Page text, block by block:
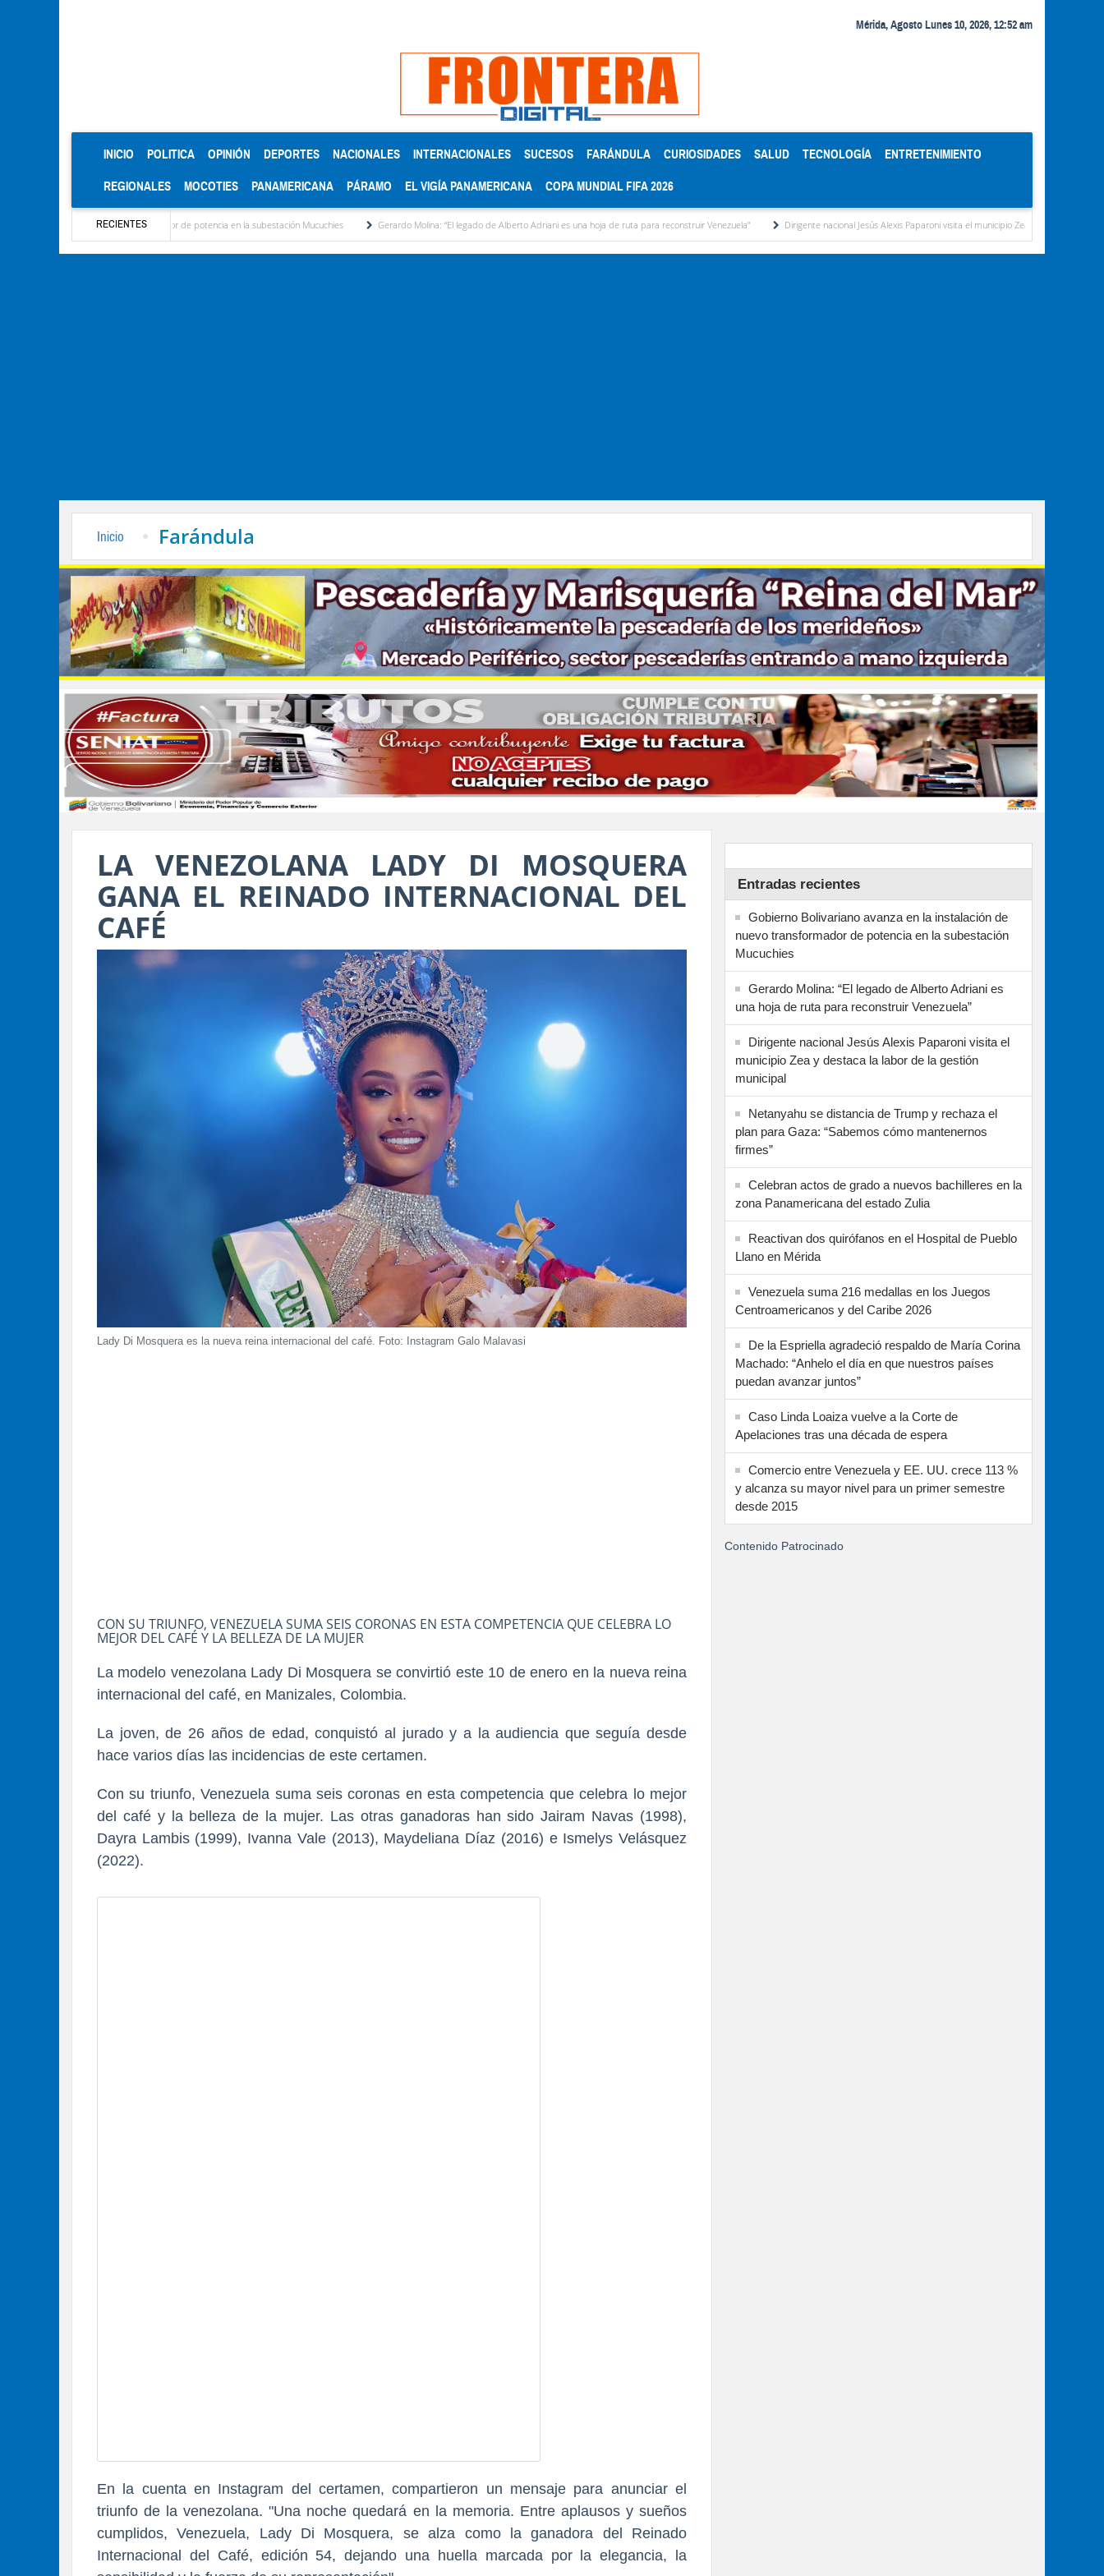
Mérida, Agosto Lunes 10, 2026, 12:52 am
INICIO (CURRENT)
POLITICA OPINIÓN DEPORTES NACIONALES INTERNACIONALES SUCESOS FARÁNDULA CURIOSIDADES SALUD TECNOLOGÍA ENTRETENIMIENTO
REGIONALES MOCOTIES PANAMERICANA PÁRAMO EL VIGÍA PANAMERICANA COPA MUNDIAL FIFA 2026
RECIENTES
de nuevo transformador de potencia en la subestación Mucuchies Gerardo Molina: “El legado de Alberto Adriani es una hoja de ruta para reconstruir Venezuela” Dirigente nacional Jesús Alexis Paparoni visita el municipio Zea y destaca la labor de la gestión
Inicio Farándula
LA VENEZOLANA LADY DI MOSQUERA
GANA EL REINADO INTERNACIONAL DEL
CAFÉ
Lady Di Mosquera es la nueva reina internacional del café. Foto: Instagram Galo Malavasi
CON SU TRIUNFO, VENEZUELA SUMA SEIS CORONAS EN ESTA COMPETENCIA QUE CELEBRA LO
MEJOR DEL CAFÉ Y LA BELLEZA DE LA MUJER
La modelo venezolana Lady Di Mosquera se convirtió este 10 de enero en la nueva reina
internacional del café, en Manizales, Colombia.
La joven, de 26 años de edad, conquistó al jurado y a la audiencia que seguía desde
hace varios días las incidencias de este certamen.
Con su triunfo, Venezuela suma seis coronas en esta competencia que celebra lo mejor
del café y la belleza de la mujer. Las otras ganadoras han sido Jairam Navas (1998),
Dayra Lambis (1999), Ivanna Vale (2013), Maydeliana Díaz (2016) e Ismelys Velásquez
(2022).
En la cuenta en Instagram del certamen, compartieron un mensaje para anunciar el
triunfo de la venezolana. "Una noche quedará en la memoria. Entre aplausos y sueños
cumplidos, Venezuela, Lady Di Mosquera, se alza como la ganadora del Reinado
Internacional del Café, edición 54, dejando una huella marcada por la elegancia, la
Entradas recientes
Gobierno Bolivariano avanza en la instalación de
nuevo transformador de potencia en la subestación
Mucuchies
Gerardo Molina: “El legado de Alberto Adriani es
una hoja de ruta para reconstruir Venezuela”
Dirigente nacional Jesús Alexis Paparoni visita el
municipio Zea y destaca la labor de la gestión
municipal
Netanyahu se distancia de Trump y rechaza el
plan para Gaza: “Sabemos cómo mantenernos
firmes”
Celebran actos de grado a nuevos bachilleres en la
zona Panamericana del estado Zulia
Reactivan dos quirófanos en el Hospital de Pueblo
Llano en Mérida
Venezuela suma 216 medallas en los Juegos
Centroamericanos y del Caribe 2026
De la Espriella agradeció respaldo de María Corina
Machado: “Anhelo el día en que nuestros países
puedan avanzar juntos”
Caso Linda Loaiza vuelve a la Corte de
Apelaciones tras una década de espera
Comercio entre Venezuela y EE. UU. crece 113 %
y alcanza su mayor nivel para un primer semestre
desde 2015
Contenido Patrocinado